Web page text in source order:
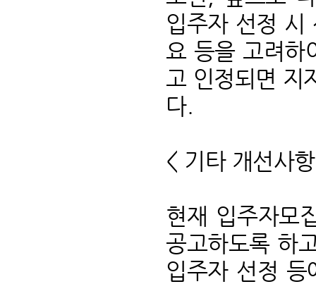
입주자 선정 시
요 등을 고려하
고 인정되면 지
다.
< 기타 개선사
현재 입주자모
공고하도록 하
입주자 선정